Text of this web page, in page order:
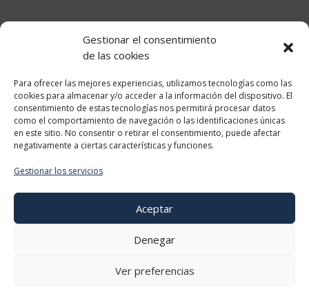
Gestionar el consentimiento
de las cookies
Para ofrecer las mejores experiencias, utilizamos tecnologías como las
cookies para almacenar y/o acceder a la información del dispositivo. El
consentimiento de estas tecnologías nos permitirá procesar datos
como el comportamiento de navegación o las identificaciones únicas
en este sitio. No consentir o retirar el consentimiento, puede afectar
negativamente a ciertas características y funciones.
Gestionar los servicios
Aceptar
Denegar
Ver preferencias
Información
Categorias